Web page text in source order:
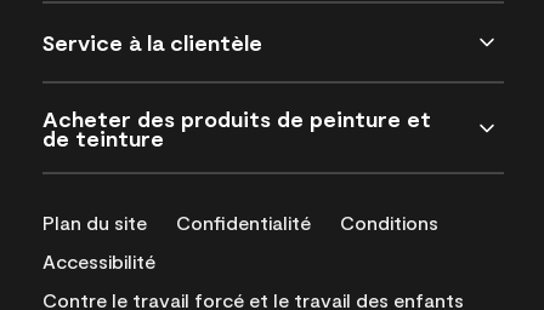
Service à la clientèle
Acheter des produits de peinture et
de teinture
Plan du site Confidentialité
Conditions
Accessibilité
Contre le travail forcé et le travail des enfants